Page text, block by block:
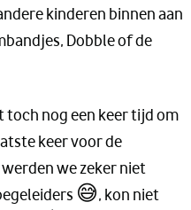
kinderen binnen aan
Dobble of de
nog een keer tijd om
keer voor de
we zeker niet
😅, kon niet